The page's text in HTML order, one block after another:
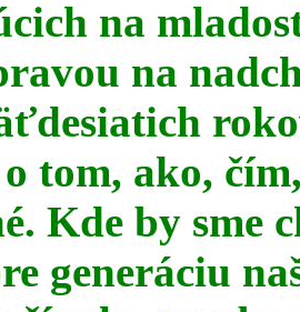
na
na
tom, ako,
Kde by sme
generáciu